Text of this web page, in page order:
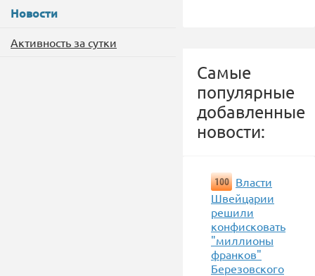
Новости
Активность за сутки
Самые
популярные
добавленные
новости:
100
Власти
Швейцарии
решили
конфисковать
"миллионы
франков"
Березовского